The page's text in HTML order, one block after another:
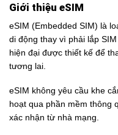
Giới thiệu eSIM
eSIM (Embedded SIM) là
di động thay vì phải lắp
hiện đại được thiết kế để
tương lai.
eSIM không yêu cầu khe
hoạt qua phần mềm thông
xác nhận từ nhà mạng.